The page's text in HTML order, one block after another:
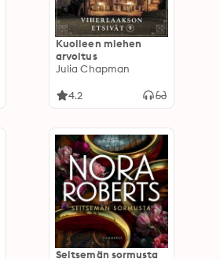
Kuolleen miehen
arvoitus
Julia Chapman
4.2
Seitsemän sormusta